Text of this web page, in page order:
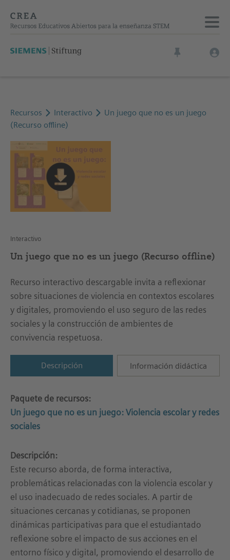
Recursos Interactivo
Un juego que no es un juego
(Recurso offline)
Interactivo
Un juego que no es un juego (Recurso offline)
Recurso interactivo descargable invita a reflexionar
sobre situaciones de violencia en contextos escolares
y digitales, promoviendo el uso seguro de las redes
sociales y la construcción de ambientes de
convivencia respetuosa.
Descripción Información didáctica
Paquete de recursos:
Un juego que no es un juego: Violencia escolar y redes
sociales
Descripción:
Este recurso aborda, de forma interactiva,
problemáticas relacionadas con la violencia escolar y
el uso inadecuado de redes sociales. A partir de
situaciones cercanas y cotidianas, se proponen
dinámicas participativas para que el estudiantado
reflexione sobre el impacto de sus acciones en el
entorno físico y digital, promoviendo el desarrollo de